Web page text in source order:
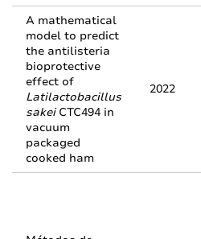
A mathematical
model to predict
the antilisteria
bioprotective
effect of
Latilactobacillus
sakeiCTC494 in
vacuum
packaged
cooked ham
2022